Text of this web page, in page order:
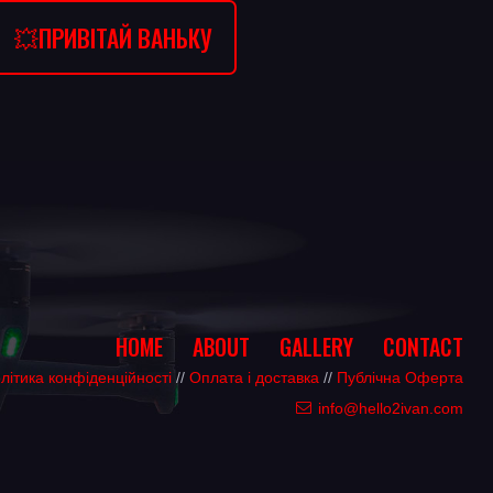
💥ПРИВІТАЙ ВАНЬКУ
HOME ABOUT GALLERY CONTACT
конфіденційності // Оплата і доставка // Публічна Оферта
info@hello2ivan.com